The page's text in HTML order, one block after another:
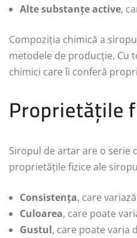
Alte substanțe active,
Compoziția chimică a
metodele de producție. Cu
chimici care îi conferă
Proprietățile
Siropul de artar are o serie
proprietățile fizice ale
Consistența, care
Culoarea, care poate
Gustul, care poate varia